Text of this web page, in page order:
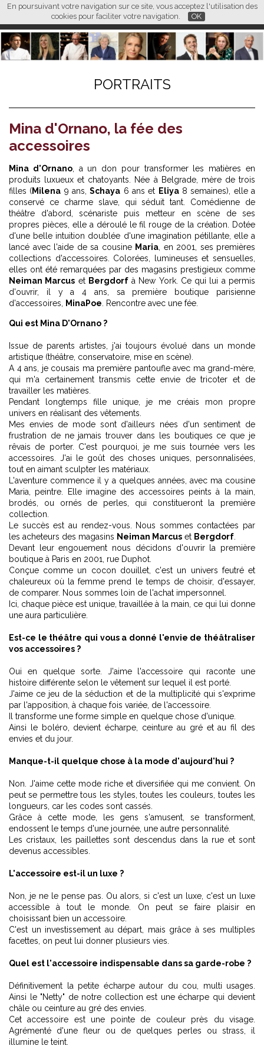
En poursuivant votre navigation sur ce site, vous acceptez l'utilisation des
cookies pour faciliter votre navigation.
OK
FR EN CN
L M
PORTRAITS
Mina d'Ornano, la fée des
accessoires
Mina d'Ornano, a un don pour transformer les matières en
produits luxueux et chatoyants. Née à Belgrade, mère de trois
filles (Milena 9 ans,Schaya 6 ans et Eliya8 semaines), elle a
conservé ce charme slave, qui séduit tant. Comédienne de
théâtre d'abord, scénariste puis metteur en scène de ses
propres pièces, elle a déroulé le fil rouge de la création. Dotée
d'une belle intuition doublée d'une imagination pétillante, elle a
lancé avec l'aide de sa cousine Maria , en 2001, ses premières
collections d'accessoires. Colorées, lumineuses et sensuelles,
elles ont été remarquées par des magasins prestigieux comme
Neiman Marcus et Bergdorfà New York. Ce qui lui a permis
d'ouvrir, il y a 4 ans, sa première boutique parisienne
d'accessoires,
MinaPoe . Rencontre avec une fée.
Qui est Mina D'Ornano ?
Issue de parents artistes, j'ai toujours évolué dans un monde
artistique (théâtre, conservatoire, mise en scène).
A 4 ans, je cousais ma première pantoufle avec ma grand-mère,
qui m'a certainement transmis cette envie de tricoter et de
travailler les matières.
Pendant longtemps fille unique, je me créais mon propre
univers en réalisant des vêtements.
Mes envies de mode sont d'ailleurs nées d'un sentiment de
frustration de ne jamais trouver dans les boutiques ce que je
rêvais de porter. C'est pourquoi, je me suis tournée vers les
accessoires. J'ai le goût des choses uniques, personnalisées,
tout en aimant sculpter les matériaux.
L'aventure commence il y a quelques années, avec ma cousine
Maria, peintre. Elle imagine des accessoires peints à la main,
brodés, ou ornés de perles, qui constitueront la première
collection.
Le succès est au rendez-vous. Nous sommes contactées par
les acheteurs des magasins Neiman Marcus et Bergdorf
Devant leur engouement nous décidons d'ouvrir la première
boutique à Paris en 2001, rue Duphot.
Conçue comme un cocon douillet, c'est un univers feutré et
chaleureux où la femme prend le temps de choisir, d'essayer,
de comparer. Nous sommes loin de l'achat impersonnel.
Ici, chaque pièce est unique, travaillée à la main, ce qui lui donne
une aura particulière.
Est-ce le théâtre qui vous a donné l'envie de théâtraliser
vos accessoires ?
Oui en quelque sorte. J'aime l'accessoire qui raconte une
histoire différente selon le vêtement sur lequel il est porté.
J'aime ce jeu de la séduction et de la multiplicité qui s'exprime
par l'apposition, à chaque fois variée, de l'accessoire.
Il transforme une forme simple en quelque chose d'unique.
Ainsi le boléro, devient écharpe, ceinture au gré et au fil des
envies et du jour.
Manque-t-il quelque chose à la mode d'aujourd'hui ?
Non. J'aime cette mode riche et diversifiée qui me convient. On
peut se permettre tous les styles, toutes les couleurs, toutes les
longueurs, car les codes sont cassés.
Grâce à cette mode, les gens s'amusent, se transforment,
endossent le temps d'une journée, une autre personnalité.
Les cristaux, les paillettes sont descendus dans la rue et sont
devenus accessibles.
L'accessoire est-il un luxe ?
Non, je ne le pense pas. Ou alors, si c'est un luxe, c'est un luxe
accessible à tout le monde. On peut se faire plaisir en
choisissant bien un accessoire.
C'est un investissement au départ, mais grâce à ses multiples
facettes, on peut lui donner plusieurs vies.
Quel est l'accessoire indispensable dans sa garde-robe ?
Définitivement la petite écharpe autour du cou, multi usages.
Ainsi le "Netty" de notre collection est une écharpe qui devient
châle ou ceinture au gré des envies.
Cet accessoire est une pointe de couleur près du visage.
Agrémenté d'une fleur ou de quelques perles ou strass, il
illumine le teint.